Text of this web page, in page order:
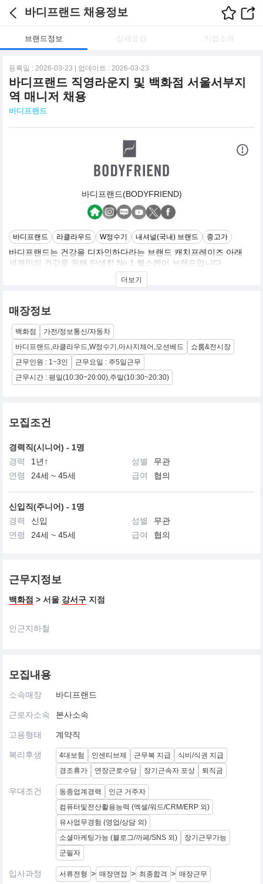
바디프랜드 채용정보
브랜드정보 상세요강 기업소개
등록일 : 2026-03-23 | 업데이트 : 2026-03-23
바디프랜드 직영라운지 및 백화점 서울서부지
역 매니저 채용
바디프랜드
바디프랜드(BODYFRIEND)
바디프랜드 라클라우드 W정수기 내셔널(국내) 브랜드 중고가
바디프랜드는 건강을 디자인하다라는 브랜드 캐치프레이즈 아래
세계인의 건강을 위해 탄생한 No.1 헬스케어 브랜드입니다.
마스터피스 반열에 오른 안마의자 브랜드 바디프랜드,
100% 이태리 천연 라텍스 침대 라클라우드,
기에 이르기까지,
바디프랜드는 건강에 대한 새로운 가치를 제시하며 매년 2배 성장이
라는
신화를 써 내려가고 있습니다.
바디프랜드의 혁신적 가치를 함께 나누고, 프리미엄 헬스리빙 브랜
드로
고객의 품격있는 라이프스타일을 제공하는 바디프랜드의 일원이 되
십시오.
더보기
매장정보
백화점
가전/정보통신/자동차
바디프랜드,라클라우드,W정수기,마사지체어,모션베드
쇼룸&전시장
근무인원 : 1~3인
근무요일 : 주5일근무
근무시간 : 평일(10:30~20:00),주말(10:30~20:30)
모집조건
경력직(시니어) - 1명
경력
1년↑ 성별
무관
연령
24세 ~ 45세 급여 협의
신입직(주니어) - 1명
경력
신입 성별
무관
연령
24세 ~ 45세 급여 협의
근무지정보
백화점 > 서울 강서구 지점
인근지하철
모집내용
소속매장 바디프랜드
근로자소속 본사소속
고용형태 계약직
복리후생 4대보험 인센티브제 근무복 지급
식비/식권 지급
경조휴가
연장근로수당 장기근속자 포상 퇴직금
우대조건 동종업계경력
인근 거주자
컴퓨터및전산활용능력 (엑셀/워드/CRM/ERP 외)
유사업무경험 (영업/상담 외)
소셜마케팅가능 (블로그/까페/SNS 외)
장기근무가능
군필자
입사과정 서류전형 > 매장면접 > 최종합격 > 매장근무